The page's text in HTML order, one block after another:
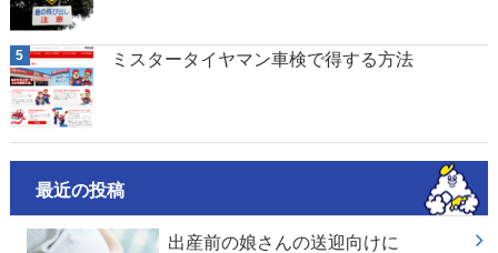
ミスタータイヤマン車検で得する方法
最近の投稿
出産前の娘さんの送迎向けに